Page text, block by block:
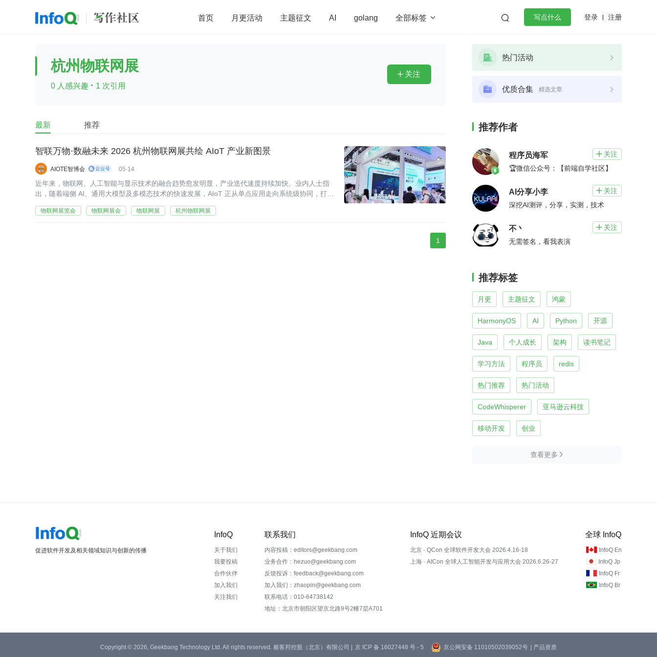
首页 月更活动 主题征文 AI golang 全部标签   写点什么 登录 注册
前端 AI 大数据 redis
查看更多
杭州物联网展
0 人感兴趣 · 1 次引用
 关注
最新 推荐
智联万物·数融未来 2026 杭州物联网展共绘 AIoT 产业新图景
AIOTE智博会 05-14
近年来，物联网、人工智能与显示技术的融合趋势愈发明显，产业迭代速度持续加快。业内人士指
出，随着端侧 AI、通用大模型及多模态技术的快速发展，AIoT 正从单点应用走向系统级协同，打破
物联网展览会 物联网展会 物联网展 杭州物联网展
1
热门活动
优质合集 精选文章
推荐作者
程序员海军  关注
🏆微信公众号：【前端自学社区】
AI分享小李  关注
深挖AI测评，分享，实测，技术
不丶  关注
无需签名，看我表演
推荐标签
月更 主题征文 鸿蒙
HarmonyOS AI Python 开源
Java 个人成长 架构 读书笔记
学习方法 程序员 redis
热门推荐 热门活动
CodeWhisperer 亚马逊云科技
移动开发 创业
查看更多 
促进软件开发及相关领域知识与创新的传播
InfoQ
关于我们
我要投稿
合作伙伴
加入我们
关注我们
联系我们
内容投稿：editors@geekbang.com
业务合作：hezuo@geekbang.com
反馈投诉：feedback@geekbang.com
加入我们：zhaopin@geekbang.com
联系电话：010-64738142
地址：北京市朝阳区望京北路9号2幢7层A701
InfoQ 近期会议
北京 · QCon 全球软件开发大会 2026.4.16-18
上海 · AICon 全球人工智能开发与应用大会 2026.6.26-27
全球 InfoQ
InfoQ En
InfoQ Jp
InfoQ Fr
InfoQ Br
Copyright © 2026, Geekbang Technology Ltd. All rights reserved. 极客邦控股（北京）有限公司 | 京 ICP 备 16027448 号 - 5 京公网安备 11010502039052号 | 产品资质